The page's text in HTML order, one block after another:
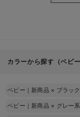
カラーから探す（ベビー
ベビー｜新商品 × ブラッ
ベビー｜新商品 × グレー系